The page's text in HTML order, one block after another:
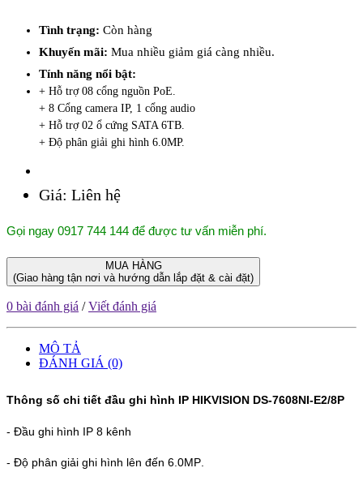
Tình trạng: Còn hàng
Khuyến mãi: Mua nhiều giảm giá càng nhiều.
Tính năng nổi bật:
+ Hỗ trợ 08 cổng nguồn PoE.
+ 8 Cổng camera IP, 1 cổng audio
+ Hỗ trợ 02 ổ cứng SATA 6TB.
+ Độ phân giải ghi hình 6.0MP.
Giá: Liên hệ
Gọi ngay 0917 744 144 để được tư vấn miễn phí.
MUA HÀNG
(Giao hàng tận nơi và hướng dẫn lắp đặt & cài đặt)
0 bài đánh giá /Viết đánh giá
MÔ TẢ
ĐÁNH GIÁ (0)
Thông số chi tiết đầu ghi hình IP HIKVISION DS-7608NI-E2/8P
- Đầu ghi hình IP 8 kênh
- Độ phân giải ghi hình lên đến 6.0MP